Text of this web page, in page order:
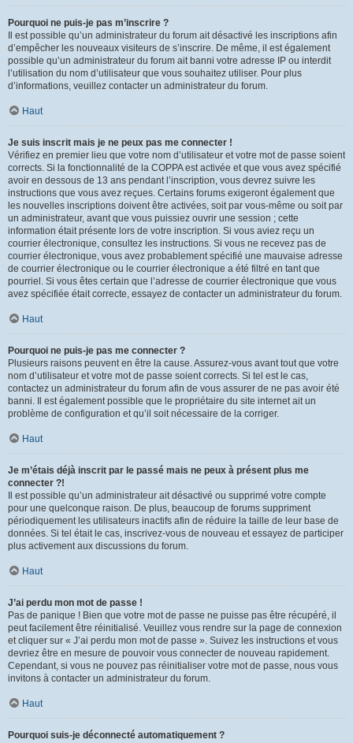
Pourquoi ne puis-je pas m’inscrire ?
Il est possible qu’un administrateur du forum ait désactivé les inscriptions afin
d’empêcher les nouveaux visiteurs de s’inscrire. De même, il est également
possible qu’un administrateur du forum ait banni votre adresse IP ou interdit
l’utilisation du nom d’utilisateur que vous souhaitez utiliser. Pour plus
d’informations, veuillez contacter un administrateur du forum.
Haut
Je suis inscrit mais je ne peux pas me connecter !
Vérifiez en premier lieu que votre nom d’utilisateur et votre mot de passe soient
corrects. Si la fonctionnalité de la COPPA est activée et que vous avez spécifié
avoir en dessous de 13 ans pendant l’inscription, vous devrez suivre les
instructions que vous avez reçues. Certains forums exigeront également que
les nouvelles inscriptions doivent être activées, soit par vous-même ou soit par
un administrateur, avant que vous puissiez ouvrir une session ; cette
information était présente lors de votre inscription. Si vous aviez reçu un
courrier électronique, consultez les instructions. Si vous ne recevez pas de
courrier électronique, vous avez probablement spécifié une mauvaise adresse
de courrier électronique ou le courrier électronique a été filtré en tant que
pourriel. Si vous êtes certain que l’adresse de courrier électronique que vous
avez spécifiée était correcte, essayez de contacter un administrateur du forum.
Haut
Pourquoi ne puis-je pas me connecter ?
Plusieurs raisons peuvent en être la cause. Assurez-vous avant tout que votre
nom d’utilisateur et votre mot de passe soient corrects. Si tel est le cas,
contactez un administrateur du forum afin de vous assurer de ne pas avoir été
banni. Il est également possible que le propriétaire du site internet ait un
problème de configuration et qu’il soit nécessaire de la corriger.
Haut
Je m’étais déjà inscrit par le passé mais ne peux à présent plus me
connecter ?!
Il est possible qu’un administrateur ait désactivé ou supprimé votre compte
pour une quelconque raison. De plus, beaucoup de forums suppriment
périodiquement les utilisateurs inactifs afin de réduire la taille de leur base de
données. Si tel était le cas, inscrivez-vous de nouveau et essayez de participer
plus activement aux discussions du forum.
Haut
J’ai perdu mon mot de passe !
Pas de panique ! Bien que votre mot de passe ne puisse pas être récupéré, il
peut facilement être réinitialisé. Veuillez vous rendre sur la page de connexion
et cliquer sur « J’ai perdu mon mot de passe ». Suivez les instructions et vous
devriez être en mesure de pouvoir vous connecter de nouveau rapidement.
Cependant, si vous ne pouvez pas réinitialiser votre mot de passe, nous vous
invitons à contacter un administrateur du forum.
Haut
Pourquoi suis-je déconnecté automatiquement ?